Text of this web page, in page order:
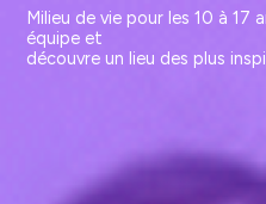
Milieu de vie pour les 10 à 17
équipe et
découvre un lieu des plus